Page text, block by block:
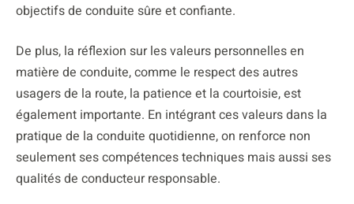
objectifs de conduite sûre et confiante.
De plus, la réflexion sur les valeurs personnelles en
matière de conduite, comme le respect des autres
usagers de la route, la patience et la courtoisie, est
également importante. En intégrant ces valeurs dans la
pratique de la conduite quotidienne, on renforce non
seulement ses compétences techniques mais aussi ses
qualités de conducteur responsable.